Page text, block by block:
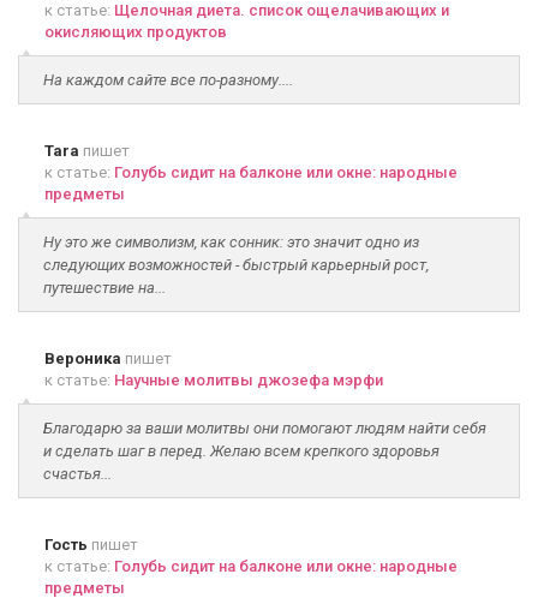
к статье: Щелочная диета. список ощелачивающих и
окисляющих продуктов
На каждом сайте все по-разному....
Tara пишет
к статье: Голубь сидит на балконе или окне: народные
предметы
Ну это же символизм, как сонник: это значит одно из
следующих возможностей - быстрый карьерный рост,
путешествие на...
Вероника пишет
к статье: Научные молитвы джозефа мэрфи
Благодарю за ваши молитвы они помогают людям найти себя
и сделать шаг в перед. Желаю всем крепкого здоровья
счастья...
Гость пишет
к статье: Голубь сидит на балконе или окне: народные
предметы